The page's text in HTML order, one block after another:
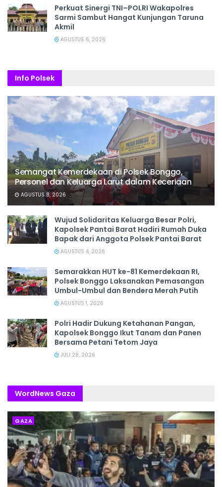
Perkuat Sinergi TNI–POLRI Wakapolres
Sarmi Sambut Hangat Kunjungan Taruna
Akmil
AGUSTUS 6, 2026
Info Polsek
Semangat Kemerdekaan di Polsek Bonggo,
Personel dan Keluarga Larut dalam Keceriaan
AGUSTUS 8, 2026
Wujud Solidaritas Keluarga Besar Polri,
Kapolsek Pantai Barat Hadiri Rumah Duka
Bapak dari Anggota Polsek Pantai Barat
AGUSTUS 4, 2026
Semarakkan HUT ke-81 Kemerdekaan RI,
Polsek Bonggo Laksanakan Pemasangan
Umbul-Umbul dan Bendera Merah Putih
AGUSTUS 1, 2026
Polri Hadir Dukung Ketahanan Pangan,
Kapolsek Bonggo Ikut Tanam dan Panen
Bersama Petani Tetom Jaya
JULI 28, 2026
WordNews Gaza
GAZA